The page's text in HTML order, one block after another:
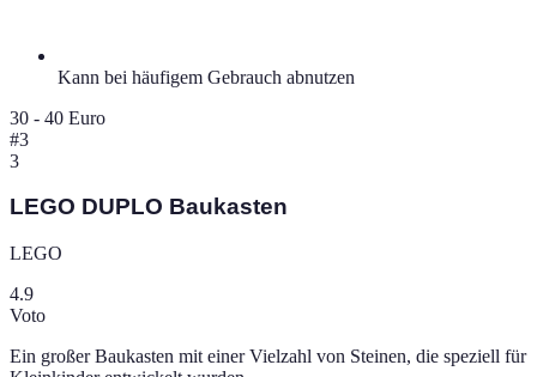
Kann bei häufigem Gebrauch abnutzen
30 - 40 Euro
#3
3
LEGO DUPLO Baukasten
LEGO
4.9
Voto
Ein großer Baukasten mit einer Vielzahl von Steinen, die speziell für